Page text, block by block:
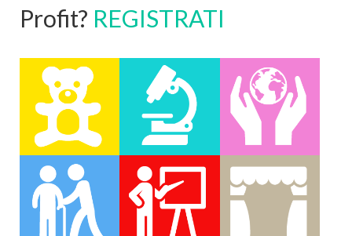
Profit? REGISTRATI